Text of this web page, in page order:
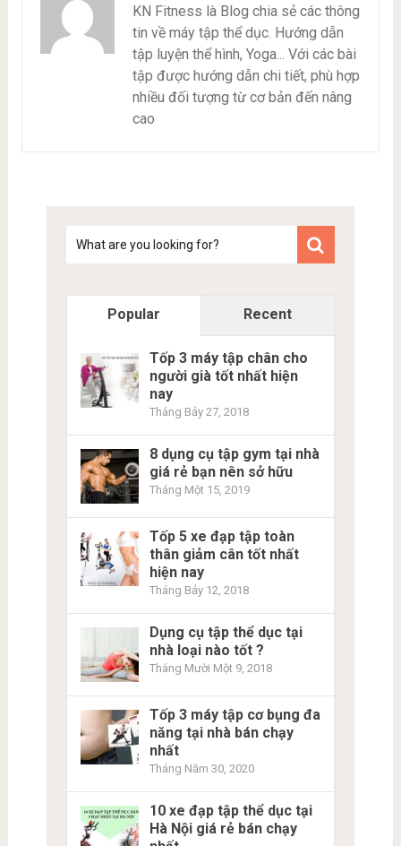
KN Fitness là Blog chia sẻ các thông
tin về máy tập thể dục. Hướng dẫn
tập luyện thể hình, Yoga... Với các bài
tập được hướng dẫn chi tiết, phù hợp
nhiều đối tượng từ cơ bản đến nâng
cao
kiem
Popular Recent
Tốp 3 máy tập chân cho
người già tốt nhất hiện
nay
Tháng Bảy 27, 2018
8 dụng cụ tập gym tại nhà
giá rẻ bạn nên sở hữu
Tháng Một 15, 2019
Tốp 5 xe đạp tập toàn
thân giảm cân tốt nhất
hiện nay
Tháng Bảy 12, 2018
Dụng cụ tập thể dục tại
nhà loại nào tốt ?
Tháng Mười Một 9, 2018
Tốp 3 máy tập cơ bụng đa
năng tại nhà bán chạy
nhất
Tháng Năm 30, 2020
10 xe đạp tập thể dục tại
Hà Nội giá rẻ bán chạy